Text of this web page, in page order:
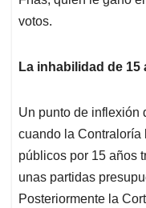
votos.
La inhabilidad de 15
Un punto de inflexión
cuando la Contraloría
públicos por 15 años
unas partidas
Posteriormente la